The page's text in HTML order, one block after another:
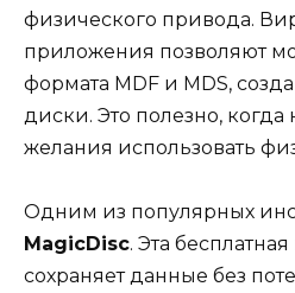
физического привода.
приложения позволяют
формата MDF и MDS,
диски. Это полезно,
желания использовать
Одним из популярных
MagicDisc. Эта
сохраняет данные без